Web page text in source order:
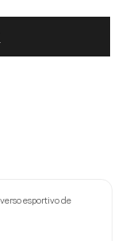
esportivo de